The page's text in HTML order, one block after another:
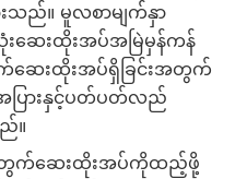
ည်။ မူလစာမျက်နှာ
ဆေးထိုးအပ်အမြဲမှန်ကန်
ေးထိုးအပ်ရှိခြင်းအတွက်
ြားနှင့်ပတ်ပတ်လည်
။
က်ဆေးထိုးအပ်ကိုထည့်ဖို့